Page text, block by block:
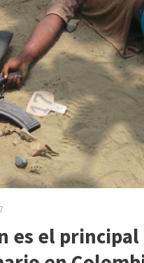
es el principal